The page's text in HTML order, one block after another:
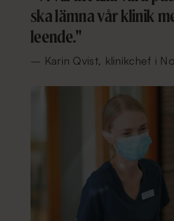
ska lämna vår klinik
leende."
– Karin Qvist, klinikchef i